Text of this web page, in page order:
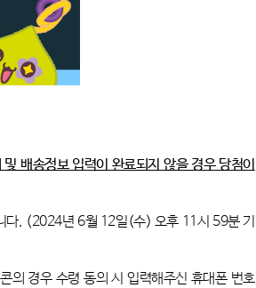
배송정보 입력이 완료되지 않을 경우 당첨이
다. (2024년 6월 12일(수) 오후11시 59분 기
의 경우 수령 동의 시 입력해주신 휴대폰 번호